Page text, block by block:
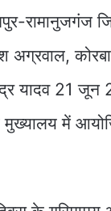
रामानुजगंज
अग्रवाल,
यादव 21 जून
में